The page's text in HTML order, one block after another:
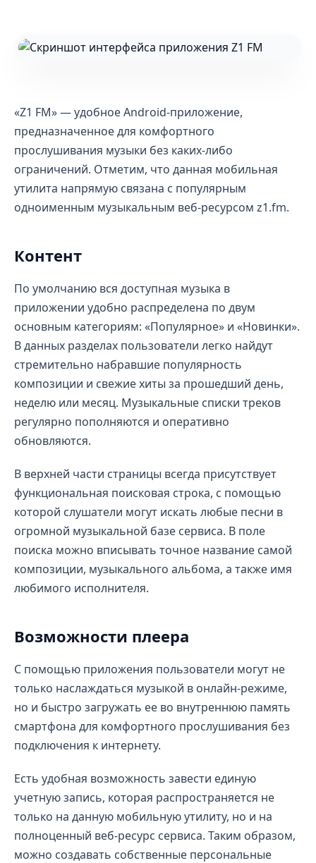
«Z1 FM» — удобное Android-приложение,
предназначенное для комфортного
прослушивания музыки без каких-либо
ограничений. Отметим, что данная мобильная
утилита напрямую связана с популярным
одноименным музыкальным веб-ресурсом z1.fm.
Контент
По умолчанию вся доступная музыка в
приложении удобно распределена по двум
основным категориям: «Популярное» и «Новинки».
В данных разделах пользователи легко найдут
стремительно набравшие популярность
композиции и свежие хиты за прошедший день,
неделю или месяц. Музыкальные списки треков
регулярно пополняются и оперативно
обновляются.
В верхней части страницы всегда присутствует
функциональная поисковая строка, с помощью
которой слушатели могут искать любые песни в
огромной музыкальной базе сервиса. В поле
поиска можно вписывать точное название самой
композиции, музыкального альбома, а также имя
любимого исполнителя.
Возможности плеера
С помощью приложения пользователи могут не
только наслаждаться музыкой в онлайн-режиме,
но и быстро загружать ее во внутреннюю память
смартфона для комфортного прослушивания без
подключения к интернету.
Есть удобная возможность завести единую
учетную запись, которая распространяется не
только на данную мобильную утилиту, но и на
полноценный веб-ресурс сервиса. Таким образом,
можно создавать собственные персональные